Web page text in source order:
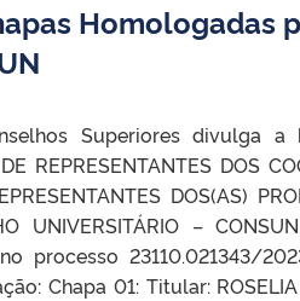
Homologadas
Superiores divulga
REPRESENTANTES DOS
DOS(AS)
UNIVERSITÁRIO –
processo 23110.021343/
Chapa 01: Titular: